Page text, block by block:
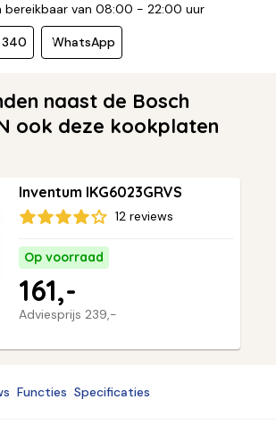
bereikbaar van 08:00 - 22:00 uur
WhatsApp
naast de Bosch
ook deze kookplaten
Inventum IKG6023GRVS
12 reviews
Op voorraad
Adviesprijs 239,-
161,-
Functies Specificaties